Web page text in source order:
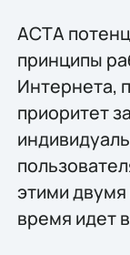
ACTA
принципы
Интернета,
приоритет
этими
время идет